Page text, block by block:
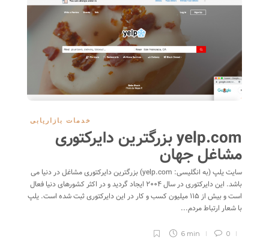
خدمات بازاریابی
yelp.com بزرگترین دایرکتوری
مشاغل جهان
سایت یلپ (به انگلیسی:‌ yelp.com) بزرگترین دایرکتوری مشاغل در دنیا می
باشد. این دایرکتوری در سال ۲۰۰۴ ایجاد گردید و در اکثر کشورهای دنیا فعال
است و بیش از ۱۱۵ میلیون کسب و کار در این دایرکتوری ثبت شده است. یلپ
با شعار ارتباط مردم...
0
6 min